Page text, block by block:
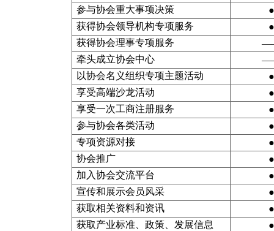
参与协会重大事项决策
●
获得协会领导机构专项服务
●
获得协会理事专项服务
牵头成立协会中心
以协会名义组织专项主题活动
●
享受高端沙龙活动
●
享受一次工商注册服务
●
参与协会各类活动
●
专项资源对接
●
协会推广
●
加入协会交流平台
●
宣传和展示会员风采
●
获取相关资料和资讯
●
获取产业标准、政策、发展信息
●